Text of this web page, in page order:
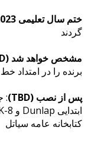
ختم سال تعلیمی 2023
گردند
مشخص خواهد شد (TBD)
برنده را در امتداد
پس از نصب (TBD)
:
کتابخانه عامه سیاتل